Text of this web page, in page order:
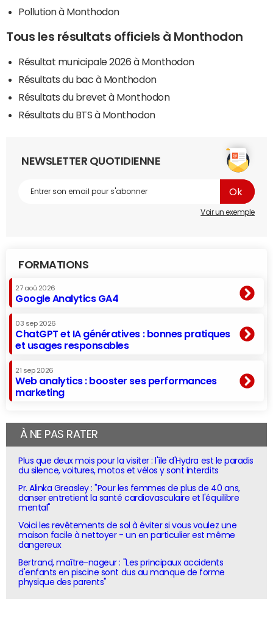
Pollution à Monthodon
Tous les résultats officiels à Monthodon
Résultat municipale 2026 à Monthodon
Résultats du bac à Monthodon
Résultats du brevet à Monthodon
Résultats du BTS à Monthodon
NEWSLETTER QUOTIDIENNE
Voir un exemple
FORMATIONS
27 aoû 2026
Google Analytics GA4
03 sep 2026
ChatGPT et IA génératives : bonnes pratiques
et usages responsables
21 sep 2026
Web analytics : booster ses performances
marketing
À NE PAS RATER
Plus que deux mois pour la visiter : l'île d'Hydra est le paradis
du silence, voitures, motos et vélos y sont interdits
Pr. Alinka Greasley : "Pour les femmes de plus de 40 ans,
danser entretient la santé cardiovasculaire et l'équilibre
mental"
Voici les revêtements de sol à éviter si vous voulez une
maison facile à nettoyer - un en particulier est même
dangereux
Bertrand, maître-nageur : "Les principaux accidents
d'enfants en piscine sont dus au manque de forme
physique des parents"